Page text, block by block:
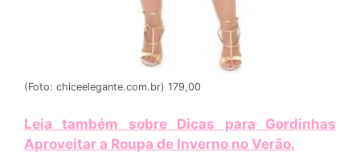
(Foto: chiceelegante.com.br) 179,00
Leia também sobre Dicas para Gordinhas
Aproveitar a Roupa de Inverno no Verão.